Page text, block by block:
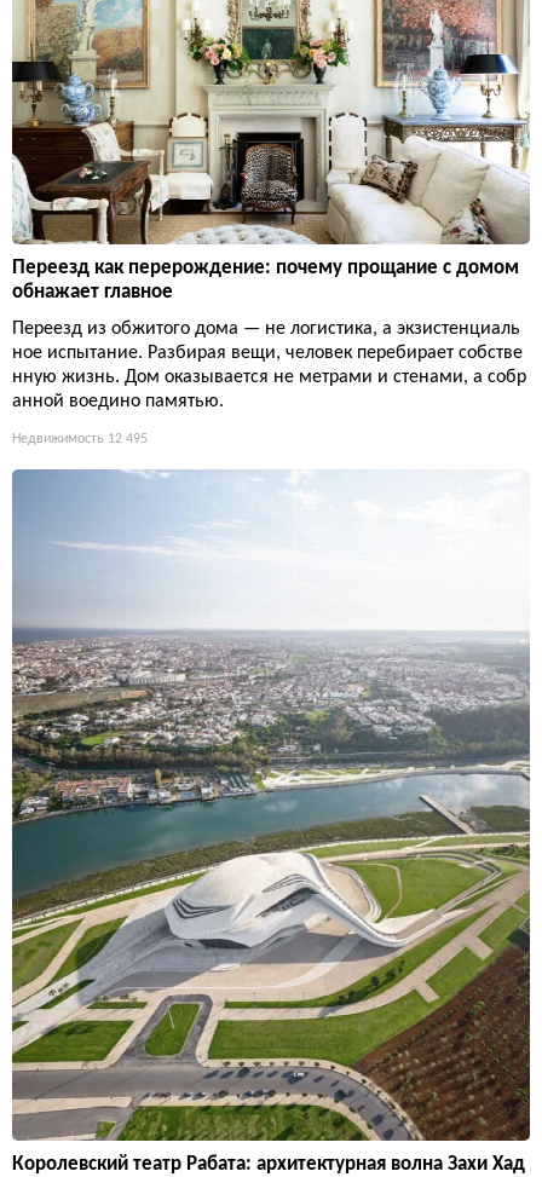
Переезд как перерождение: почему прощание с домом
обнажает главное
Переезд из обжитого дома — не логистика, а экзистенциаль
ное испытание. Разбирая вещи, человек перебирает собстве
нную жизнь. Дом оказывается не метрами и стенами, а собр
анной воедино памятью.
Недвижимость 12 495
Королевский театр Рабата: архитектурная волна Захи Хад